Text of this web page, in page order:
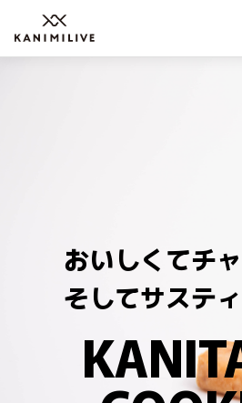
おいしくてチ
そしてサステ